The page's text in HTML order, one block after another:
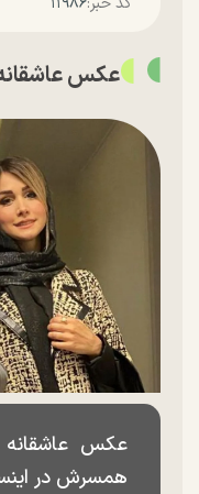
عکس
عکس عاشقانه
همسرش در